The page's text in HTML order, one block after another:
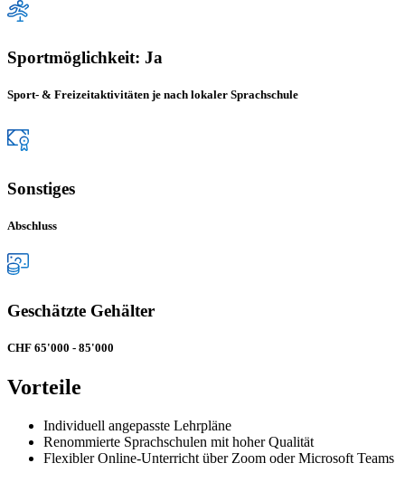
Sportmöglichkeit: Ja
Sport- & Freizeitaktivitäten je nach lokaler Sprachschule
Sonstiges
Abschluss
Geschätzte Gehälter
CHF 65'000 - 85'000
Vorteile
Individuell angepasste Lehrpläne
Renommierte Sprachschulen mit hoher Qualität
Flexibler Online-Unterricht über Zoom oder Microsoft Teams